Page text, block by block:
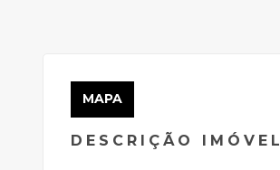
MAPA
DESCRIÇÃO IMÓVEL